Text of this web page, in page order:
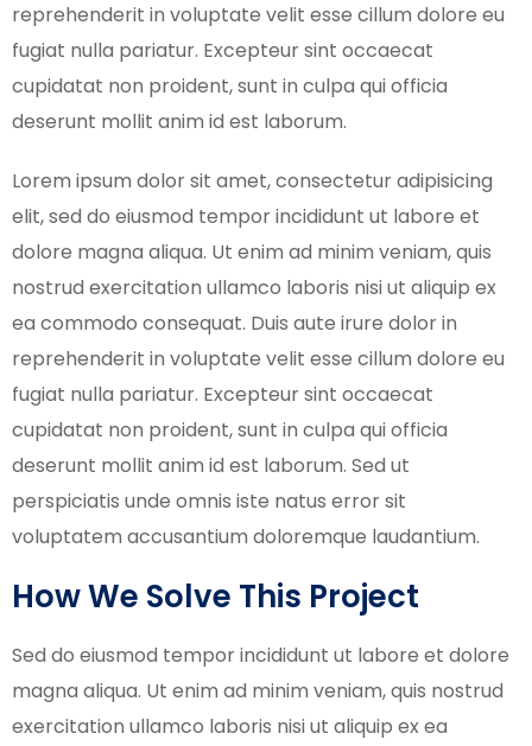
reprehenderit in voluptate velit esse cillum dolore eu
fugiat nulla pariatur. Excepteur sint occaecat
cupidatat non proident, sunt in culpa qui officia
deserunt mollit anim id est laborum.
Lorem ipsum dolor sit amet, consectetur adipisicing
elit, sed do eiusmod tempor incididunt ut labore et
dolore magna aliqua. Ut enim ad minim veniam, quis
nostrud exercitation ullamco laboris nisi ut aliquip ex
ea commodo consequat. Duis aute irure dolor in
reprehenderit in voluptate velit esse cillum dolore eu
fugiat nulla pariatur. Excepteur sint occaecat
cupidatat non proident, sunt in culpa qui officia
deserunt mollit anim id est laborum. Sed ut
perspiciatis unde omnis iste natus error sit
voluptatem accusantium doloremque laudantium.
How We Solve This Project
Sed do eiusmod tempor incididunt ut labore et dolore
magna aliqua. Ut enim ad minim veniam, quis nostrud
exercitation ullamco laboris nisi ut aliquip ex ea